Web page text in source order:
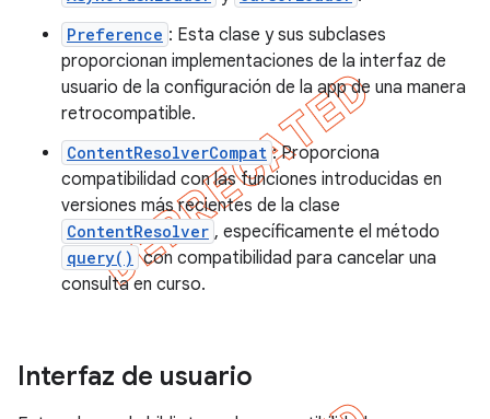
Preference : Esta clase y sus subclases
proporcionan implementaciones de la interfaz de
usuario de la configuración de la app de una manera
retrocompatible.
ContentResolverCompat : Proporciona
compatibilidad con las funciones introducidas en
versiones más recientes de la clase
ContentResolver , específicamente el método
query() con compatibilidad para cancelar una
consulta en curso.
Interfaz de usuario